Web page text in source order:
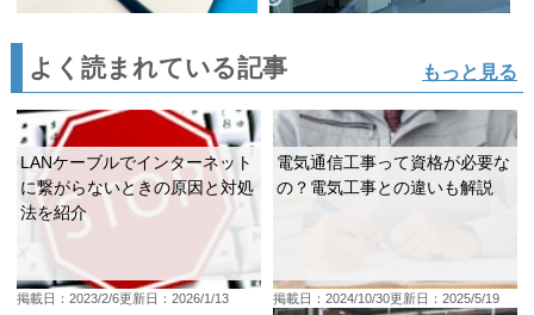
よく読まれている記事 もっと見る
LANケーブルでインターネット
に繋がらないときの原因と対処
法を紹介
掲載日：2023/2/6更新日：2026/1/13
電気通信工事って資格が必要な
の？電気工事との違いも解説
掲載日：2024/10/30更新日：2025/5/19